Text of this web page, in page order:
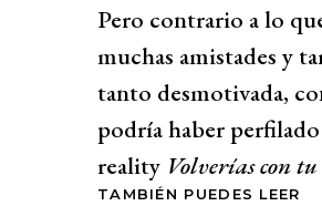
Pero contrario a lo
muchas amistades y
tanto desmotivada,
podría haber
reality Volverías con tu
TAMBIÉN PUEDES LEER